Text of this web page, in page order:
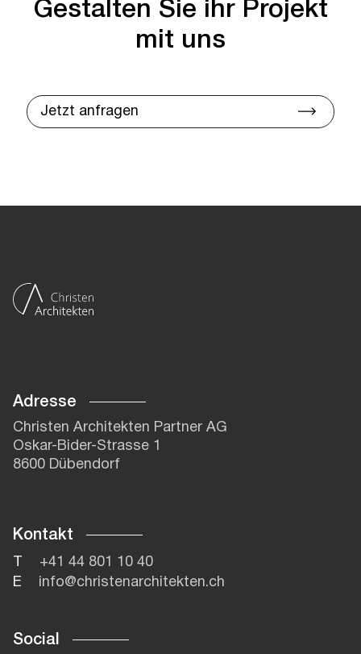
Gestalten Sie ihr Projekt
mit uns
Jetzt anfragen
Adresse
Christen Architekten Partner AG
Oskar-Bider-Strasse 1
8600 Dübendorf
Kontakt
+41 44 801 10 40
E
info@christenarchitekten.ch
Social